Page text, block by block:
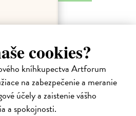
cookies?
kníhkupectva Artforum
na zabezpečenie a meranie
účely a zaistenie vášho
a spokojnosti.